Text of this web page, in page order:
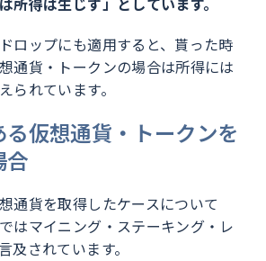
ロップにも適用すると、貰った時
通貨・トークンの場合は所得には
られています。
仮想通貨・トークンを
合
通貨を取得したケースについて
はマイニング・ステーキング・レ
及されています。